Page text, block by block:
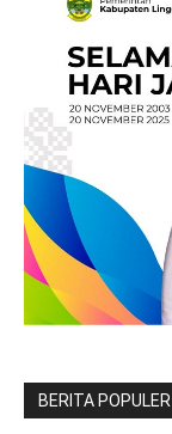
BERITA POPULER